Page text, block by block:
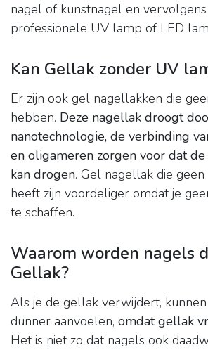
nagel of kunstnagel en
professionele UV lamp of LED
Kan Gellak zonder UV
Er zijn ook gel nagellakken die
hebben. Deze nagellak droogt
nanotechnologie, de verbinding
en oligameren zorgen voor dat
kan drogen. Gel nagellak die
heeft zijn voordeliger omdat je
te schaffen.
Waarom worden nagels
Gellak?
Als je de gellak verwijdert,
dunner aanvoelen, omdat gellak
Het is niet zo dat nagels ook